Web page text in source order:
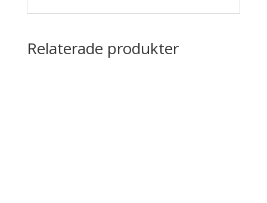
Relaterade produkter